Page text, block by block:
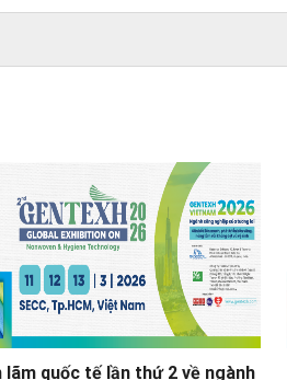
lãm quốc tế lần thứ 2 về ngành